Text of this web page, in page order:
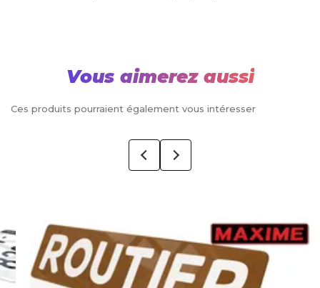
Vous aimerez aussi
Ces produits pourraient également vous intéresser